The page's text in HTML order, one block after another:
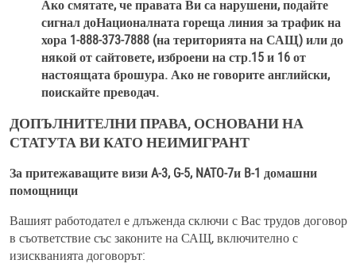
Ако смятате, че правата Ви са нарушени, подайте
сигнал доНационалната гореща линия за трафик на
хора 1-888-373-7888 (на територията на САЩ) или до
някой от сайтовете, изброени на стр.15 и 16 от
настоящата брошура. Ако не говорите английски,
поискайте преводач.
ДОПЪЛНИТЕЛНИ ПРАВА, ОСНОВАНИ НА
СТАТУТА ВИ КАТО НЕИМИГРАНТ
За притежаващите визи A-3, G-5, NATO-7и B-1 домашни
помощници
Вашият работодател е длъженда сключи с Вас трудов договор
в съответствие със законите на САЩ, включително с
изискванията договорът: